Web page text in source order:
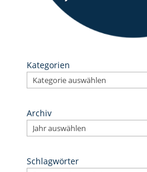
Kategorien
Archiv
Schlagwörter